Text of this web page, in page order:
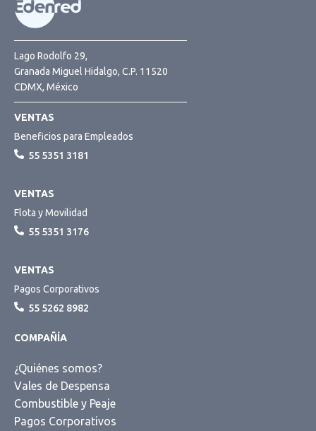
Lago Rodolfo 29,
Granada Miguel Hidalgo, C.P. 11520
CDMX, México
VENTAS
Beneficios para Empleados
55 5351 3181
VENTAS
Flota y Movilidad
55 5351 3176
VENTAS
Pagos Corporativos
55 5262 8982
COMPAÑÍA
¿Quiénes somos?
Vales de Despensa
Combustible y Peaje
Pagos Corporativos